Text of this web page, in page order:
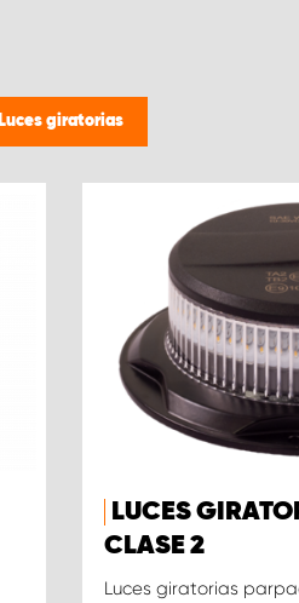
Luces giratorias
LUCES
CLASE 2
Luces giratorias